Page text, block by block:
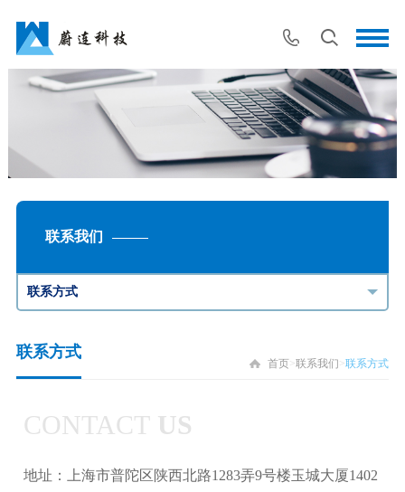
联系我们
联系方式
首页 >联系我们 >联系方式
联系方式
CONTACT US
地址：上海市普陀区陕西北路1283弄9号楼玉城大厦1402